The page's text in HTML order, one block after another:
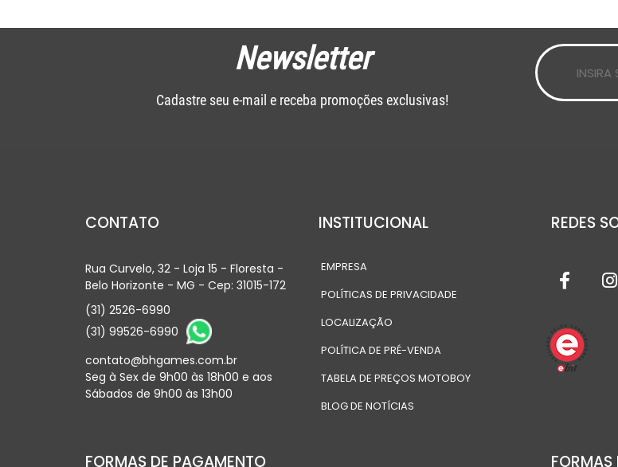
Newsletter
Cadastre seu e-mail e receba promoções exclusivas!
CONTATO
Rua Curvelo, 32 - Loja 15 - Floresta -
Belo Horizonte - MG - Cep: 31015-172
(31) 2526-6990
(31) 99526-6990
contato@bhgames.com.br
Seg à Sex de 9h00 às 18h00 e aos
Sábados de 9h00 às 13h00
INSTITUCIONAL
EMPRESA
POLÍTICAS DE PRIVACIDADE
LOCALIZAÇÃO
POLÍTICA DE PRÉ-VENDA
TABELA DE PREÇOS MOTOBOY
BLOG DE NOTÍCIAS
REDES
FORMAS DE PAGAMENTO FORMAS